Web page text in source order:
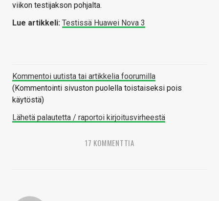
viikon testijakson pohjalta.
Lue artikkeli: Testissä Huawei Nova 3
Kommentoi uutista tai artikkelia foorumilla
(Kommentointi sivuston puolella toistaiseksi pois
käytöstä)
Lähetä palautetta / raportoi kirjoitusvirheestä
17 KOMMENTTIA